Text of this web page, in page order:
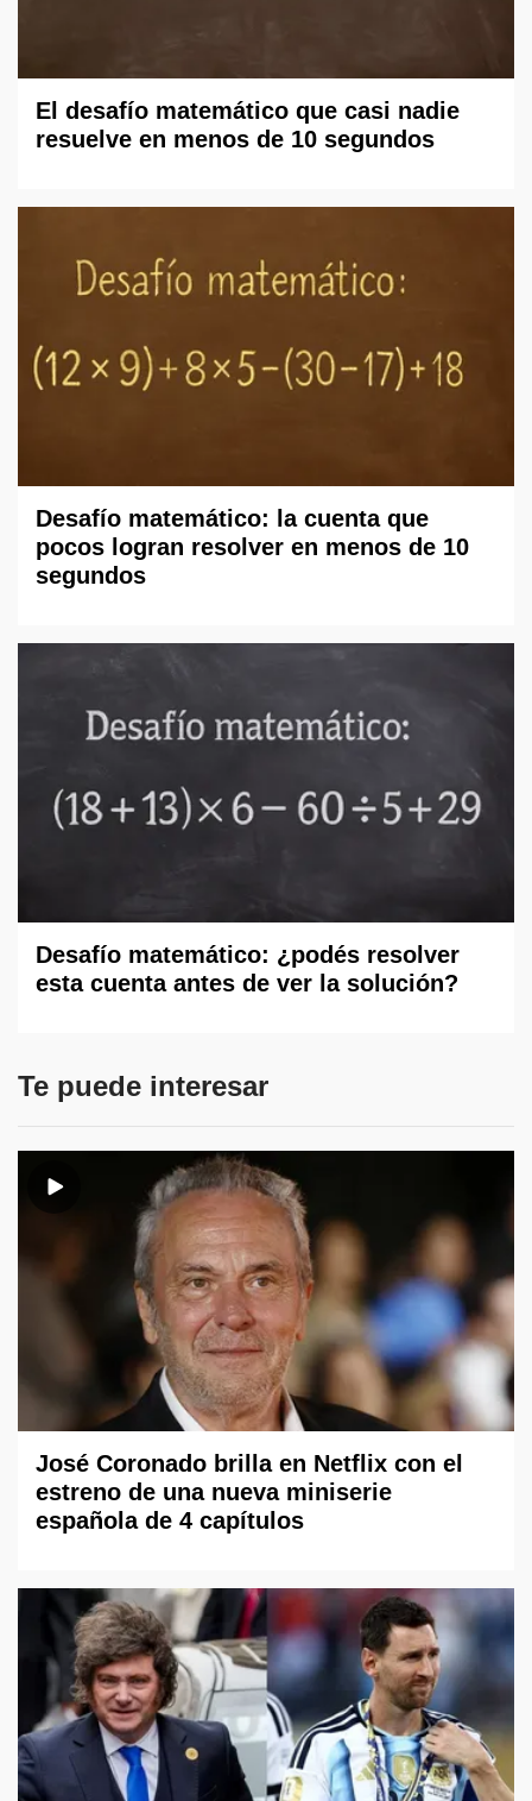
El desafío matemático que casi nadie
resuelve en menos de 10 segundos
Desafío matemático: la cuenta que
pocos logran resolver en menos de 10
segundos
Desafío matemático: ¿podés resolver
esta cuenta antes de ver la solución?
Te puede interesar
José Coronado brilla en Netflix con el
estreno de una nueva miniserie
española de 4 capítulos